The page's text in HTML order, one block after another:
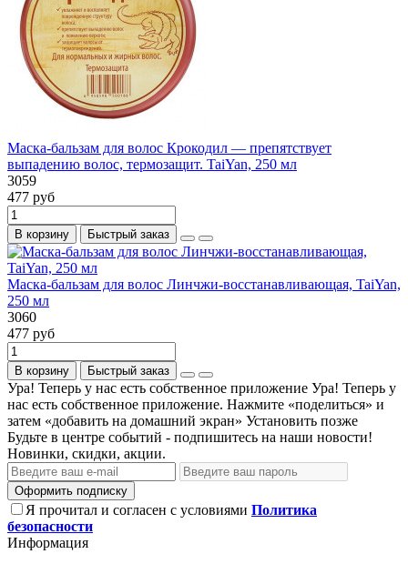
Маска-бальзам для волос Крокодил — препятствует
выпадению волос, термозащит. TaiYan, 250 мл
3059
477 руб
В корзину Быстрый заказ
Маска-бальзам для волос Линчжи-восстанавливающая, TaiYan,
250 мл
3060
477 руб
В корзину Быстрый заказ
Ура! Теперь у нас есть собственное приложение Ура! Теперь у
нас есть собственное приложение. Нажмите «поделиться» и
затем «добавить на домашний экран» Установить позже
Будьте в центре событий - подпишитесь на наши новости!
Новинки, скидки, акции.
Оформить подписку
Я прочитал и согласен с условиями Политика
безопасности
Информация